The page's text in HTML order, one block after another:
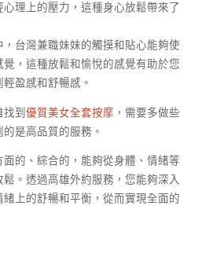
理上的壓力，這種身心放鬆帶來了
，台灣兼職妹妹的觸摸和貼心能夠使
，這種放鬆和愉悅的感覺有助於您
盈感和舒暢感。
找到優質美女全套按摩 ，需要多做些
是高品質的服務。
面的、綜合的，能夠從身體、情緒等
。透過高雄外約服務，您能夠深入
上的舒暢和平衡，從而實現全面的